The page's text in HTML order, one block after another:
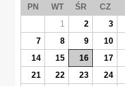
PN WT ŚR CZ
1
2 3
7
8 9 10
14
15 16 17
21
22 23 24